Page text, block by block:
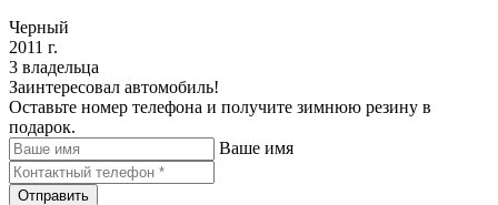
Черный
2011 г.
3 владельца
Заинтересовал автомобиль!
Оставьте номер телефона и получите зимнюю резину в
подарок.
Ваше имя
Отправить